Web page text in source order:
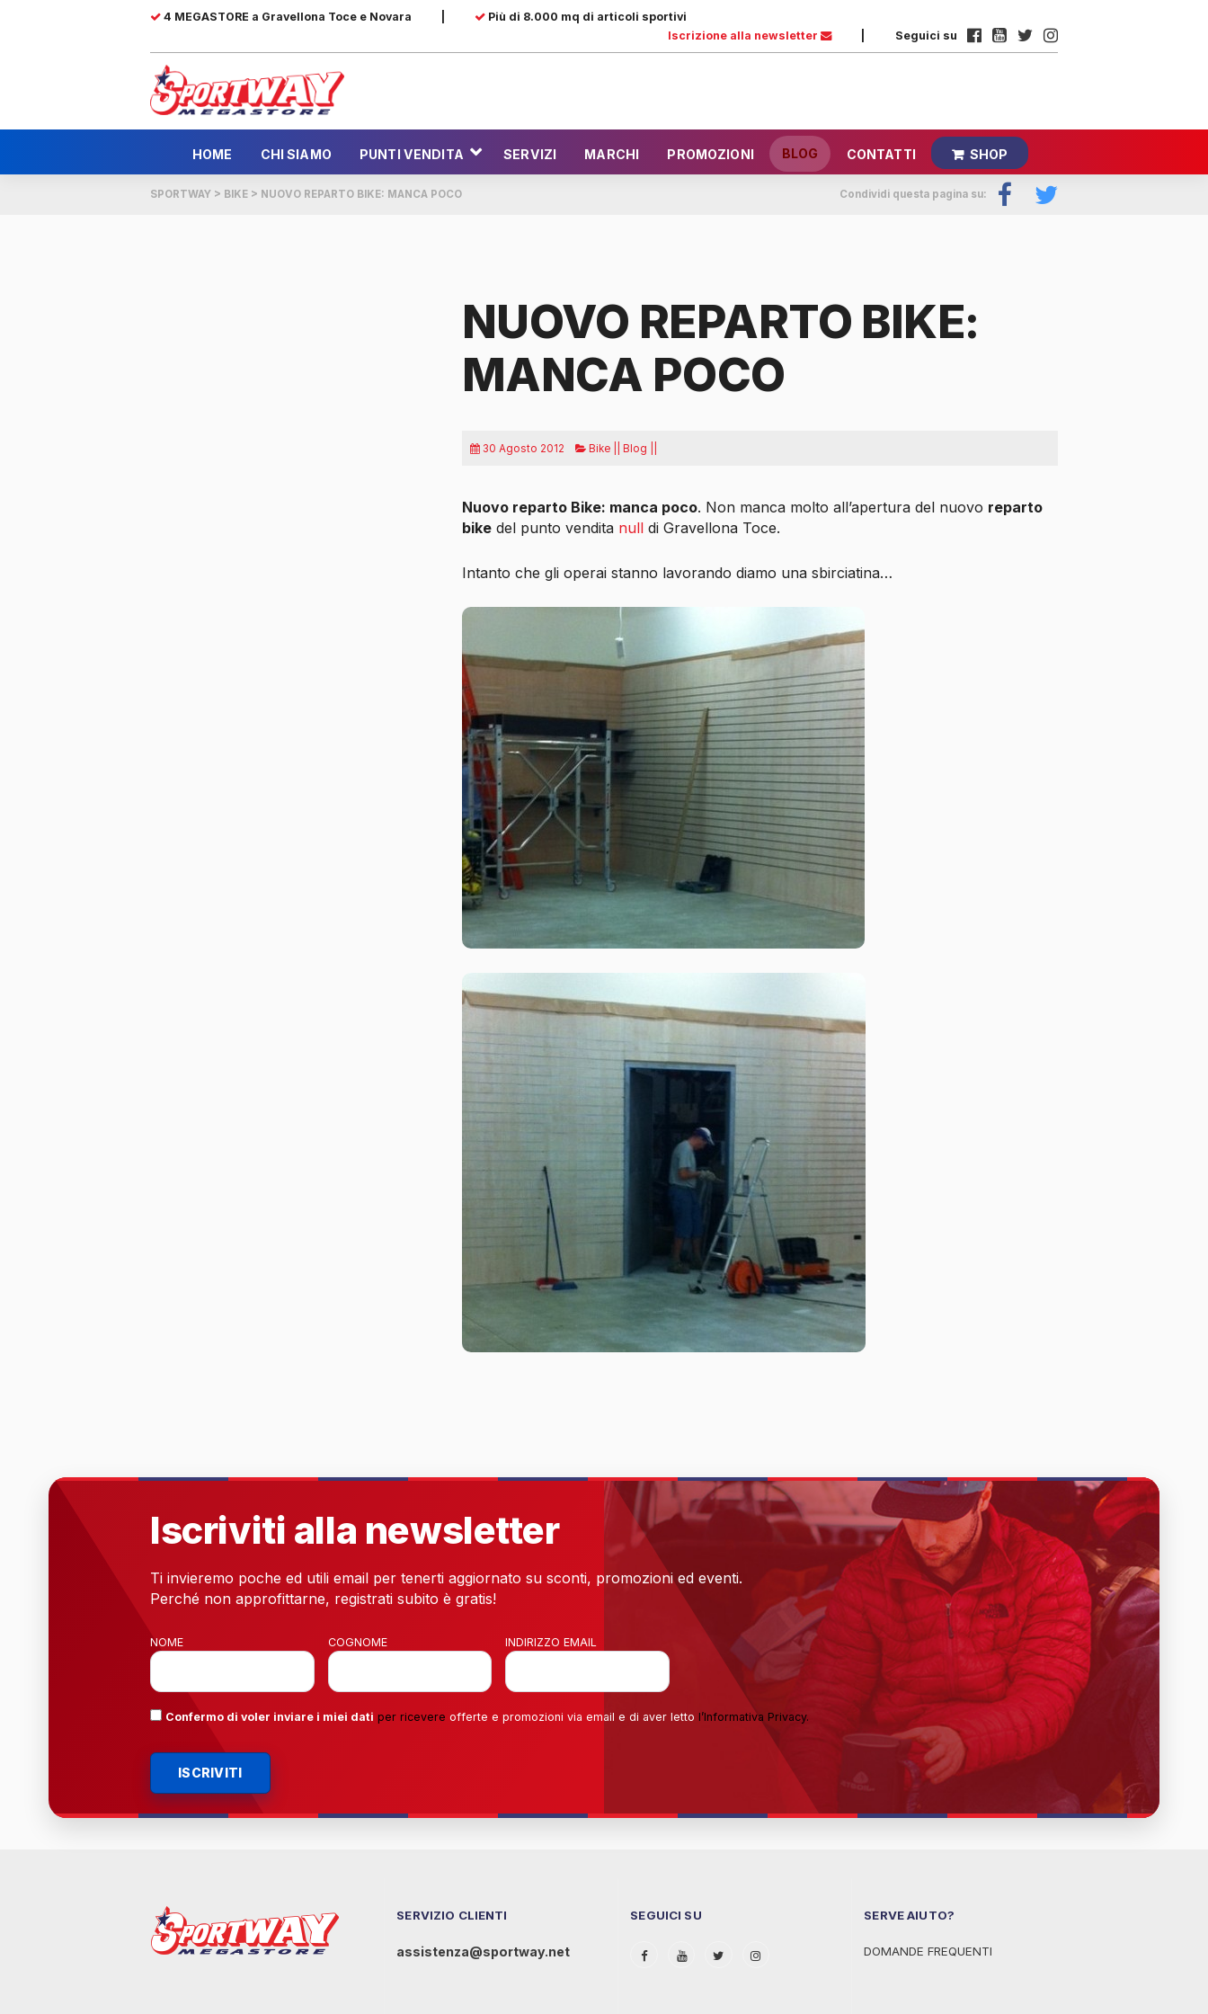
4 MEGASTORE a Gravellona Toce e Novara
Più di 8.000 mq di articoli sportivi
Iscrizione alla newsletter
Seguici su
HOME CHI SIAMO PUNTI VENDITA SERVIZI MARCHI PROMOZIONI BLOG CONTATTI SHOP
SPORTWAY > BIKE > NUOVO REPARTO BIKE: MANCA POCO Condividi questa pagina su:
NUOVO REPARTO BIKE:
MANCA POCO
30 Agosto 2012 Bike || Blog ||
Nuovo reparto Bike: manca poco. Non manca molto all’apertura del nuovo reparto
bikedel punto vendita null di Gravellona Toce.
Intanto che gli operai stanno lavorando diamo una sbirciatina…
Iscriviti alla newsletter
Ti invieremo poche ed utili email per tenerti aggiornato su sconti, promozioni ed eventi.
Perché non approfittarne, registrati subito è gratis!
NOME COGNOME INDIRIZZO EMAIL
Confermo di voler inviare i miei dati per ricevere offerte e promozioni via email e di aver letto l’Informativa Privacy.
ISCRIVITI
SERVIZIO CLIENTI
assistenza@sportway.net
SEGUICI SU SERVE AIUTO?
DOMANDE FREQUENTI